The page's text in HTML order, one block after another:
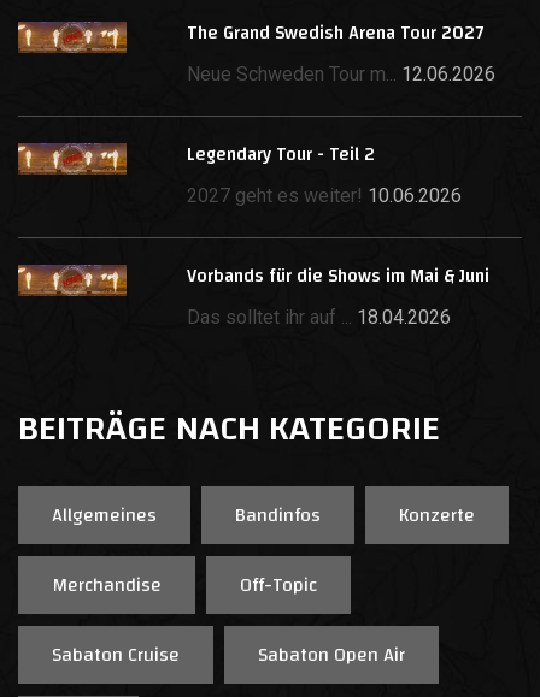
The Grand Swedish Arena Tour 2027
Neue Schweden Tour m... 12.06.2026
Legendary Tour - Teil 2
2027 geht es weiter! 10.06.2026
Vorbands für die Shows im Mai & Juni
Das solltet ihr auf ... 18.04.2026
BEITRÄGE NACH KATEGORIE
Allgemeines Bandinfos
Konzerte
Merchandise
Off-Topic
Sabaton Cruise
Sabaton Open Air